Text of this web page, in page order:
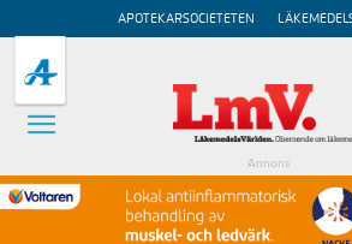
APOTEKARSOCIETETEN
Annons